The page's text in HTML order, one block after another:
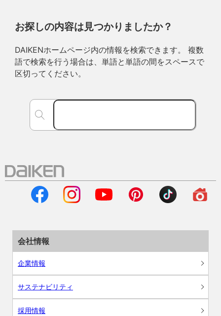
お探しの内容は見つかりましたか？
DAIKENホームページ内の情報を検索できます。 複数
語で検索を行う場合は、単語と単語の間をスペースで
区切ってください。
会社情報
企業情報
サステナビリティ
採用情報